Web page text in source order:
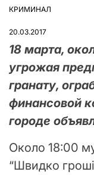
ОПУБЛІКУВАТИ
КРИМИНАЛ
20.03.2017
18 марта,
угрожая
гранату,
финансовой
городе
Около 18:00
“Швидко